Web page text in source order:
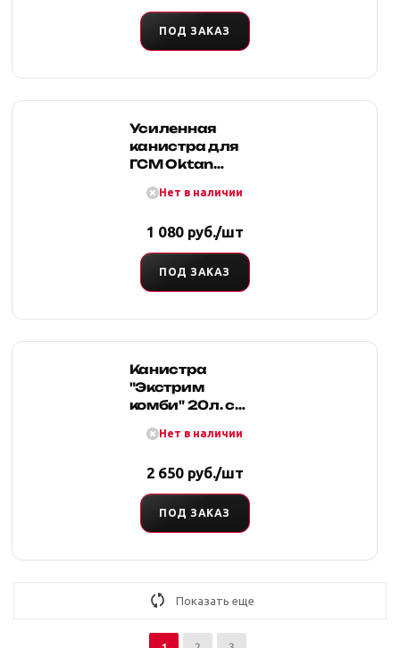
ПОД ЗАКАЗ
Усиленная
канистра для
ГСМ Oktan
Нет в наличии
1 080 руб./шт
ПОД ЗАКАЗ
Канистра
"Экстрим
комби" 20л. с
Нет в наличии
2 650 руб./шт
ПОД ЗАКАЗ
Показать еще